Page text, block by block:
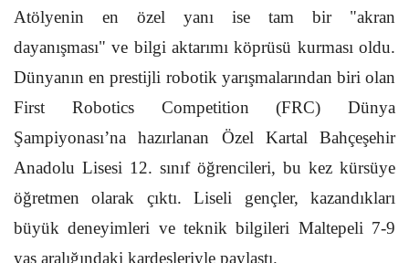
Atölyenin en özel yanı ise tam bir "akran
dayanışması" ve bilgi aktarımı köprüsü kurması oldu.
Dünyanın en prestijli robotik yarışmalarından biri olan
First Robotics Competition (FRC) Dünya
Şampiyonası’na hazırlanan Özel Kartal Bahçeşehir
Anadolu Lisesi 12. sınıf öğrencileri, bu kez kürsüye
öğretmen olarak çıktı. Liseli gençler, kazandıkları
büyük deneyimleri ve teknik bilgileri Maltepeli 7-9
yaş aralığındaki kardeşleriyle paylaştı.